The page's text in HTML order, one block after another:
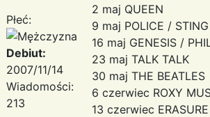
Płeć:
Debiut:
2007/11/14
Wiadomości:
213
2 maj QUEEN
9 maj POLICE / STING
16 maj GENESIS /
23 maj TALK TALK
30 maj THE BEATLES
6 czerwiec ROXY
13 czerwiec ERASURE